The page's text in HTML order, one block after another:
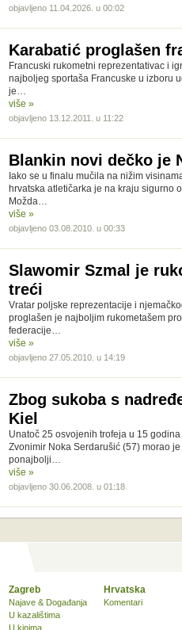
objavljeno 11.04.2026. u 00:02
Karabatić proglašen
Francuski rukometni reprezentativac i
najboljeg sportaša Francuske u izboru
je…
više »
objavljeno 13.12.2011. u 11:22
Blankin novi dečko je
Iako se u finalu mučila na nižim
hrvatska atletičarka je na kraju sigurno
Možda…
više »
objavljeno 03.08.2010. u 00:33
Slawomir Szmal je
treći
Vratar poljske reprezentacije i
proglašen je najboljim rukometašem
federacije…
više »
objavljeno 27.05.2010. u 14:19
Zbog sukoba s
Kiel
Unatoč 25 osvojenih trofeja u 15
Zvonimir Noka Serdarušić (57) morao
ponajbolji…
više »
objavljeno 30.06.2008. u 01:18
Zagreb
Najave & Događanja
U kazalištima
U kinima
Hrvatska
Komentari